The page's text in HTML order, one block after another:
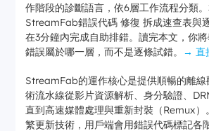
作階段的診斷語言，依6層工作流程分類
StreamFab錯誤代碼 修復 拆成速查表與
在3分鐘內完成自助排錯。讀完本文，你
錯誤屬於哪一層，而不是逐條試錯。 → 直
StreamFab的運作核心是提供順暢的離線
術流水線從影片資源解析、身分驗證、
直到高速媒體處理與重新封裝（Remux
繁更新技術，用戶端會用錯誤代碼標記各